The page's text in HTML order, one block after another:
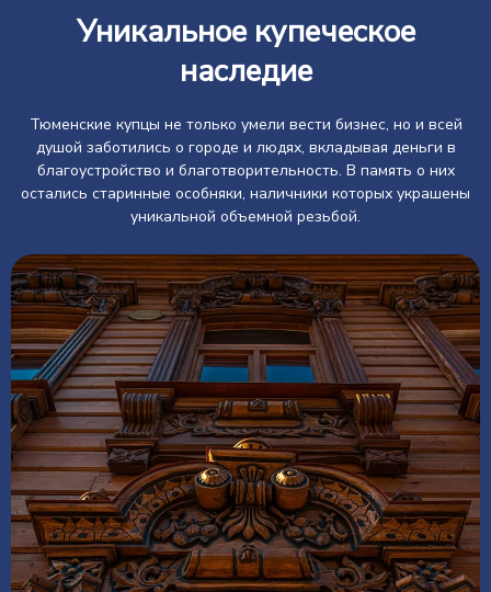
Уникальное купеческое
наследие
Тюменские купцы не только умели вести бизнес, но и всей
душой заботились о городе и людях, вкладывая деньги в
благоустройство и благотворительность. В память о них
остались старинные особняки, наличники которых украшены
уникальной объемной резьбой.